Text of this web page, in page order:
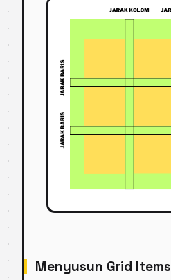
Menyusun Grid Items